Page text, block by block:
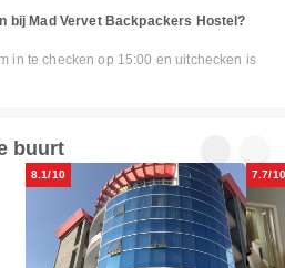
bij Mad Vervet Backpackers Hostel?
in te checken op 15:00 en uitchecken is
buurt
8.1/10 7.7/10